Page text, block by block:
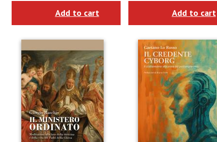
Add to cart Add to cart